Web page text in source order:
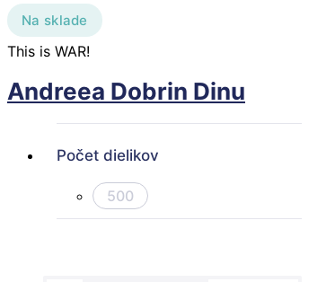
Na sklade
This is WAR!
Andreea Dobrin Dinu
Počet dielikov
500